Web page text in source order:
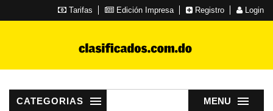
Tarifas Edición Impresa Registro Login
MENU
CATEGORIAS